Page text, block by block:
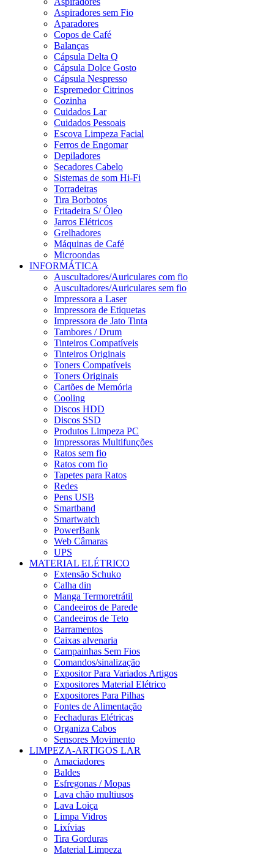
Aspiradores sem Fio
Aparadores
Copos de Café
Balanças
Cápsula Delta Q
Cápsula Dolce Gosto
Cápsula Nespresso
Espremedor Citrinos
Cozinha
Cuidados Lar
Cuidados Pessoais
Escova Limpeza Facial
Ferros de Engomar
Depiladores
Secadores Cabelo
Sistemas de som Hi-Fi
Torradeiras
Tira Borbotos
Fritadeira S/ Óleo
Jarros Elétricos
Grelhadores
Máquinas de Café
Microondas
INFORMÁTICA
Auscultadores/Auriculares com fio
Auscultadores/Auriculares sem fio
Impressora a Laser
Impressora de Etiquetas
Impressora de Jato Tinta
Tambores / Drum
Tinteiros Compatíveis
Tinteiros Originais
Toners Compatíveis
Toners Originais
Cartões de Memória
Cooling
Discos HDD
Discos SSD
Produtos Limpeza PC
Impressoras Multifunções
Ratos sem fio
Ratos com fio
Tapetes para Ratos
Redes
Pens USB
Smartband
Smartwatch
PowerBank
Web Câmaras
UPS
MATERIAL ELÉTRICO
Extensão Schuko
Calha din
Manga Termoretrátil
Candeeiros de Parede
Candeeiros de Teto
Barramentos
Caixas alvenaria
Campainhas Sem Fios
Comandos/sinalização
Expositor Para Variados Artigos
Expositores Material Elétrico
Expositores Para Pilhas
Fontes de Alimentação
Fechaduras Elétricas
Organiza Cabos
Sensores Movimento
LIMPEZA-ARTIGOS LAR
Amaciadores
Baldes
Esfregonas / Mopas
Lava chão multiusos
Lava Loiça
Limpa Vidros
Lixívias
Tira Gorduras
Material Limpeza